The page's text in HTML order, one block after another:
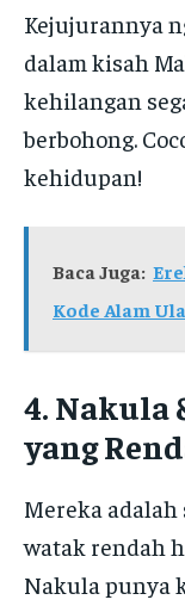
Kejujurannya
dalam kisah
kehilangan
berbohong.
kehidupan!
Baca Juga:
Kode Alam
4. Nakula
yang
Mereka adalah
watak rendah
Nakula punya